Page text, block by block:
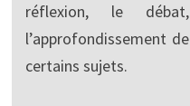
réflexion, le débat,
l’approfondissement de
certains sujets.